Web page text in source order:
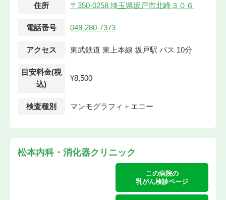
住所 〒350-0258 埼玉県坂戸市北峰３０６
電話番号 049-280-7373
アクセス 東武鉄道 東上本線 坂戸駅 バス 10分
目安料金(税
込)
¥8,500
検査種別 マンモグラフィ＋エコー
松本内科・消化器クリニック
この病院の
乳がん検診ページ